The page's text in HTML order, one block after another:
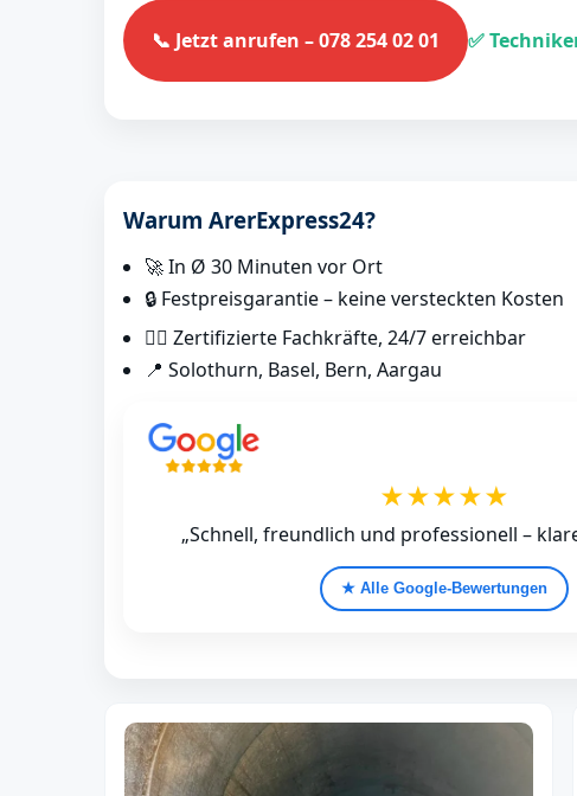
📞 Jetzt anrufen – 078 254 02 01 ✅
Warum ArerExpress24?
🚀 In Ø 30 Minuten vor Ort
🔒 Festpreisgarantie – keine versteckten Kosten
👷‍♂️ Zertifizierte Fachkräfte, 24/7 erreichbar
📍 Solothurn, Basel, Bern, Aargau
★★★★★
„Schnell, freundlich und professionell –
★ Alle Google‑Bewertungen